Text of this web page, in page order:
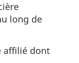
long de
affilié dont